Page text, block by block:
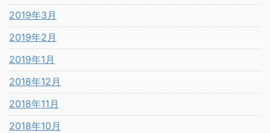
2019年3月
2019年2月
2019年1月
2018年12月
2018年11月
2018年10月